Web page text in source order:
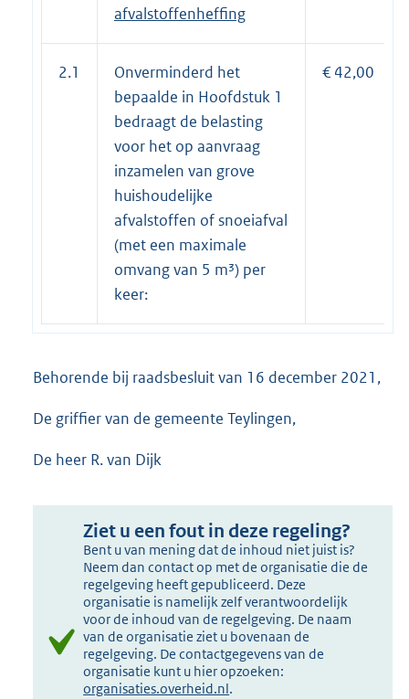
afvalstoffenheffing
2.1
Onverminderd het
bepaalde in Hoofdstuk 1
bedraagt de belasting
voor het op aanvraag
inzamelen van grove
huishoudelijke
afvalstoffen of snoeiafval
(met een maximale
omvang van 5 m³) per
keer:
€ 42,00
Behorende bij raadsbesluit van 16 december 2021,
De griffier van de gemeente Teylingen,
De heer R. van Dijk
Ziet u een fout in deze regeling?
Bent u van mening dat de inhoud niet juist is?
Neem dan contact op met de organisatie die de
regelgeving heeft gepubliceerd. Deze
organisatie is namelijk zelf verantwoordelijk
voor de inhoud van de regelgeving. De naam
van de organisatie ziet u bovenaan de
regelgeving. De contactgegevens van de
organisatie kunt u hier opzoeken:
organisaties.overheid.nl.